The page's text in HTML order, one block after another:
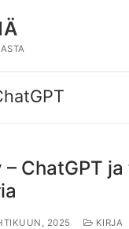
ChatGPT
2025 KIRJA